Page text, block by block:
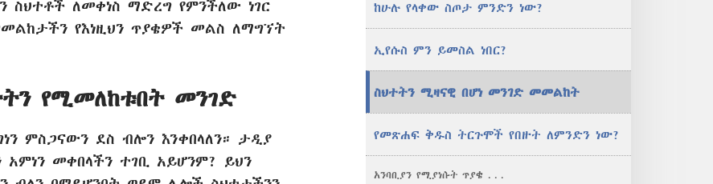
ለመቀነስ ማድረግ የምንችለው ነገር
የእነዚህን ጥያቄዎች መልስ ለማግኘት
የሚመለከቱበት መንገድ
ምስጋናውን ደስ ብሎን እንቀበላለን። ታዲያ
መቀበላችን ተገቢ አይሆንም? ይህን
ከሁሉ የላቀው ስጦታ ምንድን ነው?
ኢየሱስ ምን ይመስል ነበር?
ስህተትን ሚዛናዊ በሆነ መንገድ መመልከት
የመጽሐፍ ቅዱስ ትርጉሞች የበዙት ለምንድን ነው?
አንባቢያን የሚያነሱት ጥያቄ . . .